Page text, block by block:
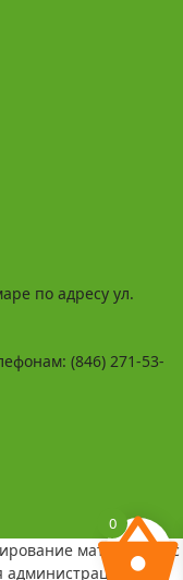
по адресу ул.
(846) 271-53-
материалов с
и со
0